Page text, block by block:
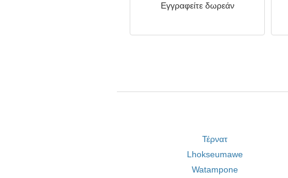
Εγγραφείτε δωρεάν
Τέρνατ
Lhokseumawe
Watampone